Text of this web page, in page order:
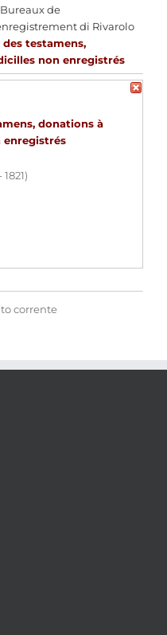
Bureaux de
di Rivarolo
testamens,
non enregistrés
donations à
enregistrés
1821)
corrente